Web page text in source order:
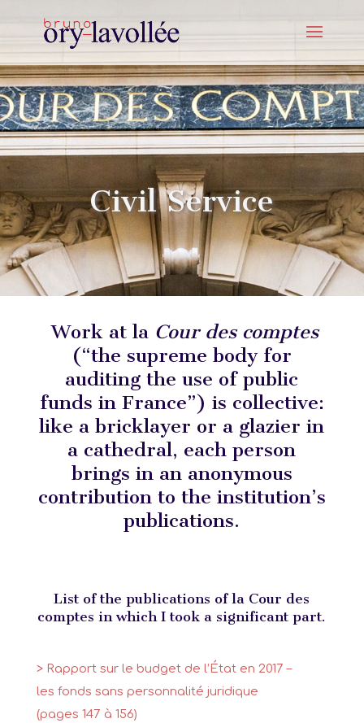
Civil Service
Work at la Cour des comptes
(“the supreme body for
auditing the use of public
funds in France”) is collective:
like a bricklayer or a glazier in
a cathedral, each person
brings in an anonymous
contribution to the institution’s
publications.
List of the publications of la Cour des
comptes in whichI took a significant part.
> Rapport sur le budget de l’État en 2017 –
les fonds sans personnalité juridique
(pages 147 à 156)